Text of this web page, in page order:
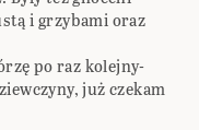
i grzybami oraz
po raz kolejny-
już czekam